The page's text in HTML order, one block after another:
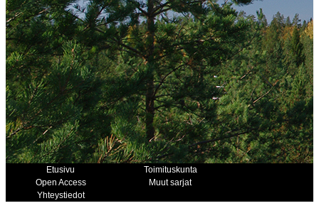
Etusivu
Toimituskunta
Open Access
Muut sarjat
Yhteystiedot